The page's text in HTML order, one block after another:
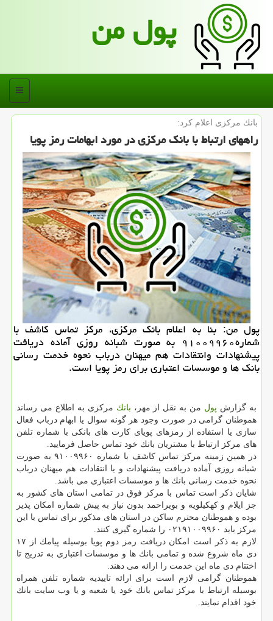
پول من
منو
بانك مركزی اعلام كرد:
راههای ارتباط با بانك مركزی در مورد ابهامات رمز پویا
پول من: بنا به اعلام بانك مركزی، مركز تماس كاشف با
شماره۹۱۰۰۹۹۶۰ به صورت شبانه روزی آماده دریافت
پیشنهادات وانتقادات هم میهنان درباب نحوه خدمت رسانی
بانك ها و موسسات اعتباری برای رمز پویا است.
به گزارش پول من به نقل از مهر، بانك مركزی به اطلاع می رساند
هموطنان گرامی در صورت وجود هر گونه سوال یا ابهام درباب فعال
سازی یا استفاده از رمزهای پویای كارت های بانكی با شماره تلفن
های مركز ارتباط با مشتریان بانك خود تماس حاصل فرمایید.
در همین زمینه مركز تماس كاشف با شماره ۹۱۰۰۹۹۶۰ به صورت
شبانه روزی آماده دریافت پیشنهادات و یا انتقادات هم میهنان درباب
نحوه خدمت رسانی بانك ها و موسسات اعتباری می باشد.
شایان ذكر است تماس با مركز فوق در تمامی استان های كشور به
جز ایلام و كهكیلویه و بویراحمد بدون نیاز به پیش شماره امكان پذیر
بوده و هموطنان محترم ساكن در استان های مذكور برای تماس با این
مركز باید ۰۲۱۹۱۰۰۹۹۶۰ را شماره گیری كنند.
لازم به ذكر است امكان دریافت رمز دوم پویا بوسیله پیامك از ۱۷
دی ماه شروع شده و تمامی بانك ها و موسسات اعتباری به تدریج تا
اختتام دی ماه این خدمت را ارائه می دهند.
هموطنان گرامی لازم است برای ارائه تاییدیه شماره تلفن همراه
بوسیله ارتباط با مركز تماس بانك خود یا شعبه و یا وب سایت بانك
خود اقدام نمایند.